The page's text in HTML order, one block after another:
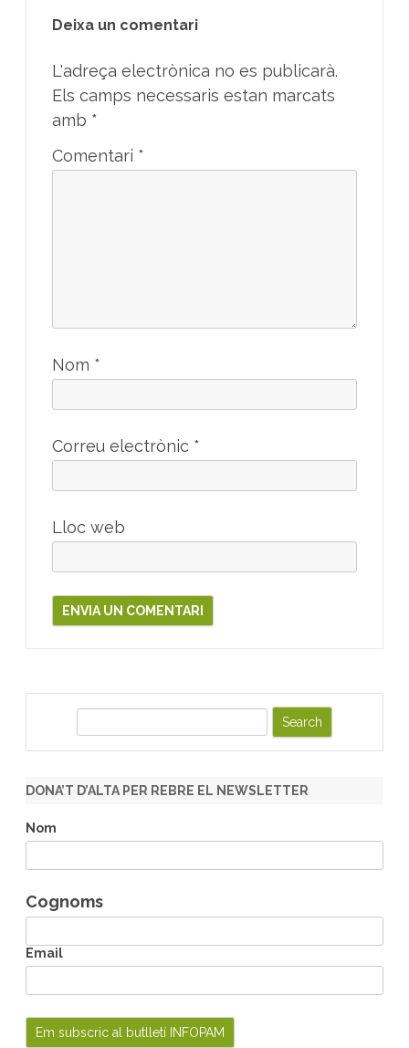
Deixa un comentari
L'adreça electrònica no es publicarà.
Els camps necessaris estan marcats
amb *
Comentari *
Nom *
Correu electrònic *
Lloc web
r
h
DONA’T D’ALTA PER REBRE EL NEWSLETTER
Nom
Cognoms
Email